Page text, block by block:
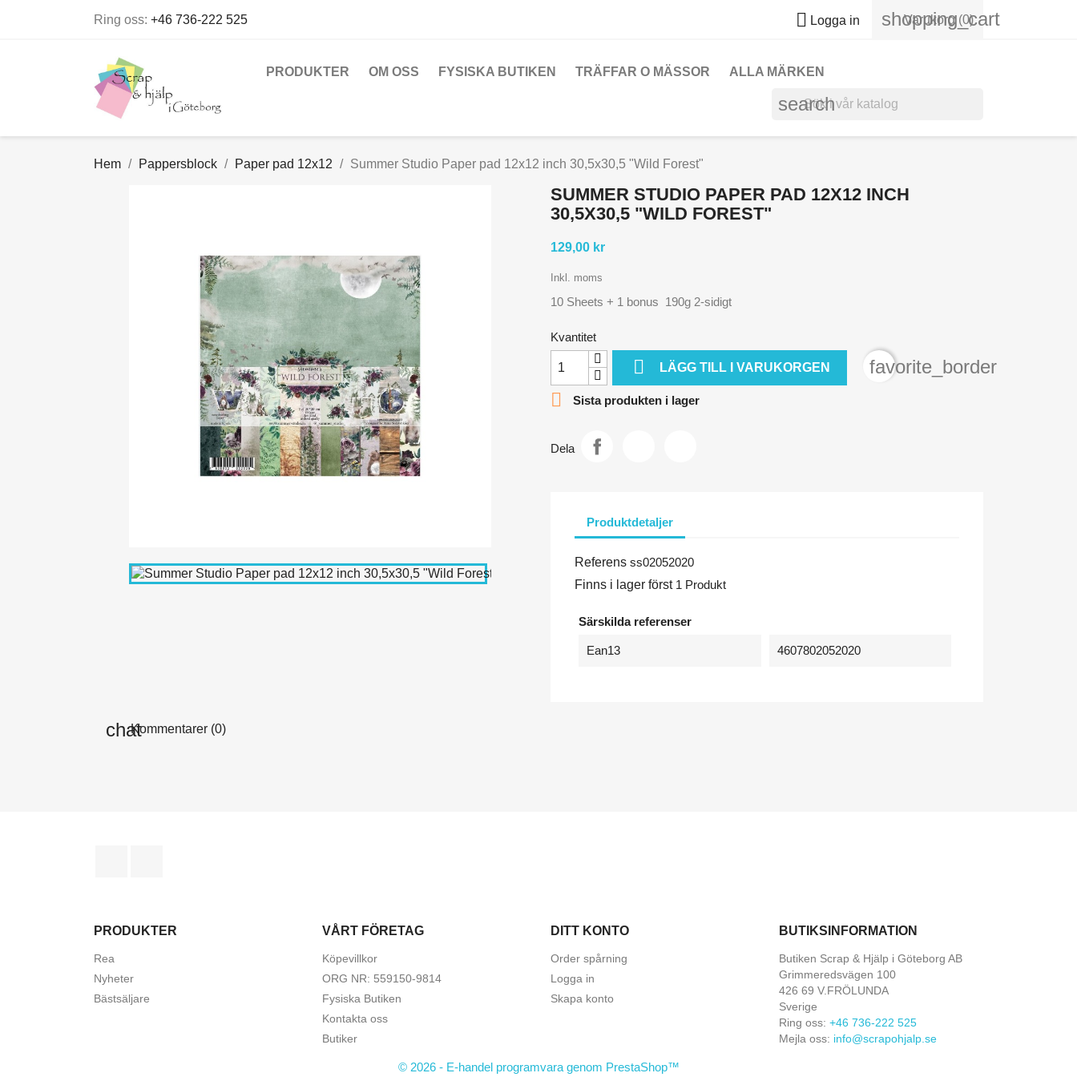
Ring oss: +46 736-222 525  Logga in shopping_cart
Varukorg (0)
PRODUKTER OM OSS FYSISKA BUTIKEN TRÄFFAR O MÄSSOR ALLA MÄRKEN
search
Hem Pappersblock Paper pad 12x12 Summer Studio Paper pad 12x12 inch 30,5x30,5 "Wild Forest"
SUMMER STUDIO PAPER PAD 12X12 INCH
30,5X30,5 "WILD FOREST"
129,00 kr
Inkl. moms
10 Sheets + 1 bonus 190g 2-sidigt
Kvantitet
 LÄGG TILL I VARUKORGEN
favorite_border

Sista produkten i lager
Dela
Produktdetaljer
Referens ss02052020
Finns i lager först 1 Produkt
Särskilda referenser
Ean13 4607802052020
Kommentarer (0)
PRODUKTER
Rea
Nyheter
Bästsäljare
VÅRT FÖRETAG
Köpevillkor
ORG NR: 559150-9814
Fysiska Butiken
Kontakta oss
Butiker
DITT KONTO
Order spårning
Logga in
Skapa konto
BUTIKSINFORMATION
Butiken Scrap & Hjälp i Göteborg AB
Grimmeredsvägen 100
426 69 V.FRÖLUNDA
Sverige
Ring oss: +46 736-222 525
Mejla oss: info@scrapohjalp.se
© 2026 - E-handel programvara genom PrestaShop™